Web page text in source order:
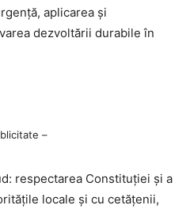
aplicarea și
dezvoltării durabile în
–
respectarea Constituției și a
locale și cu cetățenii,